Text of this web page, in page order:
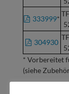
333999*
304930
* Vorbereitet
(siehe